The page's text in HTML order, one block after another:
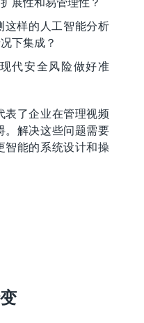
这样的人工智能分析
下集成？
代安全风险做好准
表了企业在管理视频
。解决这些问题需要
智能的系统设计和操